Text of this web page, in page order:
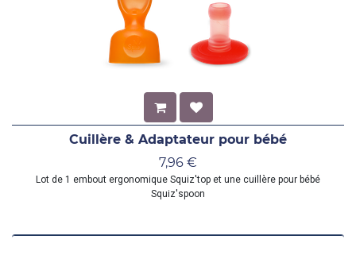
Cuillère & Adaptateur pour bébé
7,96 €
Lot de 1 embout ergonomique Squiz'top et une cuillère pour bébé
Squiz'spoon